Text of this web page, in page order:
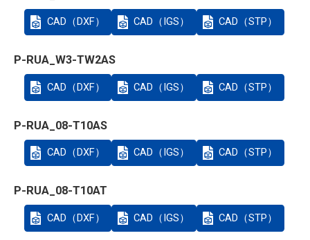
CAD（DXF） CAD（IGS） CAD（STP）
P-RUA_W3-TW2AS
CAD（DXF） CAD（IGS） CAD（STP）
P-RUA_08-T10AS
CAD（DXF） CAD（IGS） CAD（STP）
P-RUA_08-T10AT
CAD（DXF） CAD（IGS） CAD（STP）